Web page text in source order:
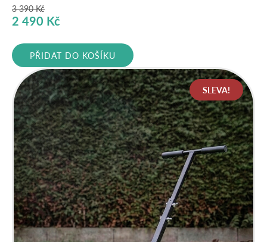
3 390Kč
Původní
byla:
3
390 Kč.
2 490 Kč
je:
2
490 Kč.
PŘIDAT DO KOŠÍKU
SLEVA!